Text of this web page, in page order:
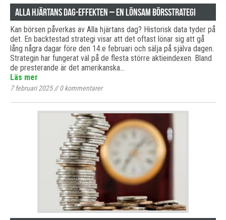
Alla hjärtans dag-effekten – en lönsam börsstrategi
Kan börsen påverkas av Alla hjärtans dag? Historisk data tyder på
det. En backtestad strategi visar att det oftast lönar sig att gå
lång några dagar före den 14:e februari och sälja på själva dagen.
Strategin har fungerat väl på de flesta större aktieindexen. Bland
de presterande är det amerikanska…
Läs mer
7 februari 2025//0kommentarer